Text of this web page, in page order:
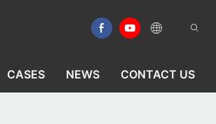
CASES NEWS CONTACT US